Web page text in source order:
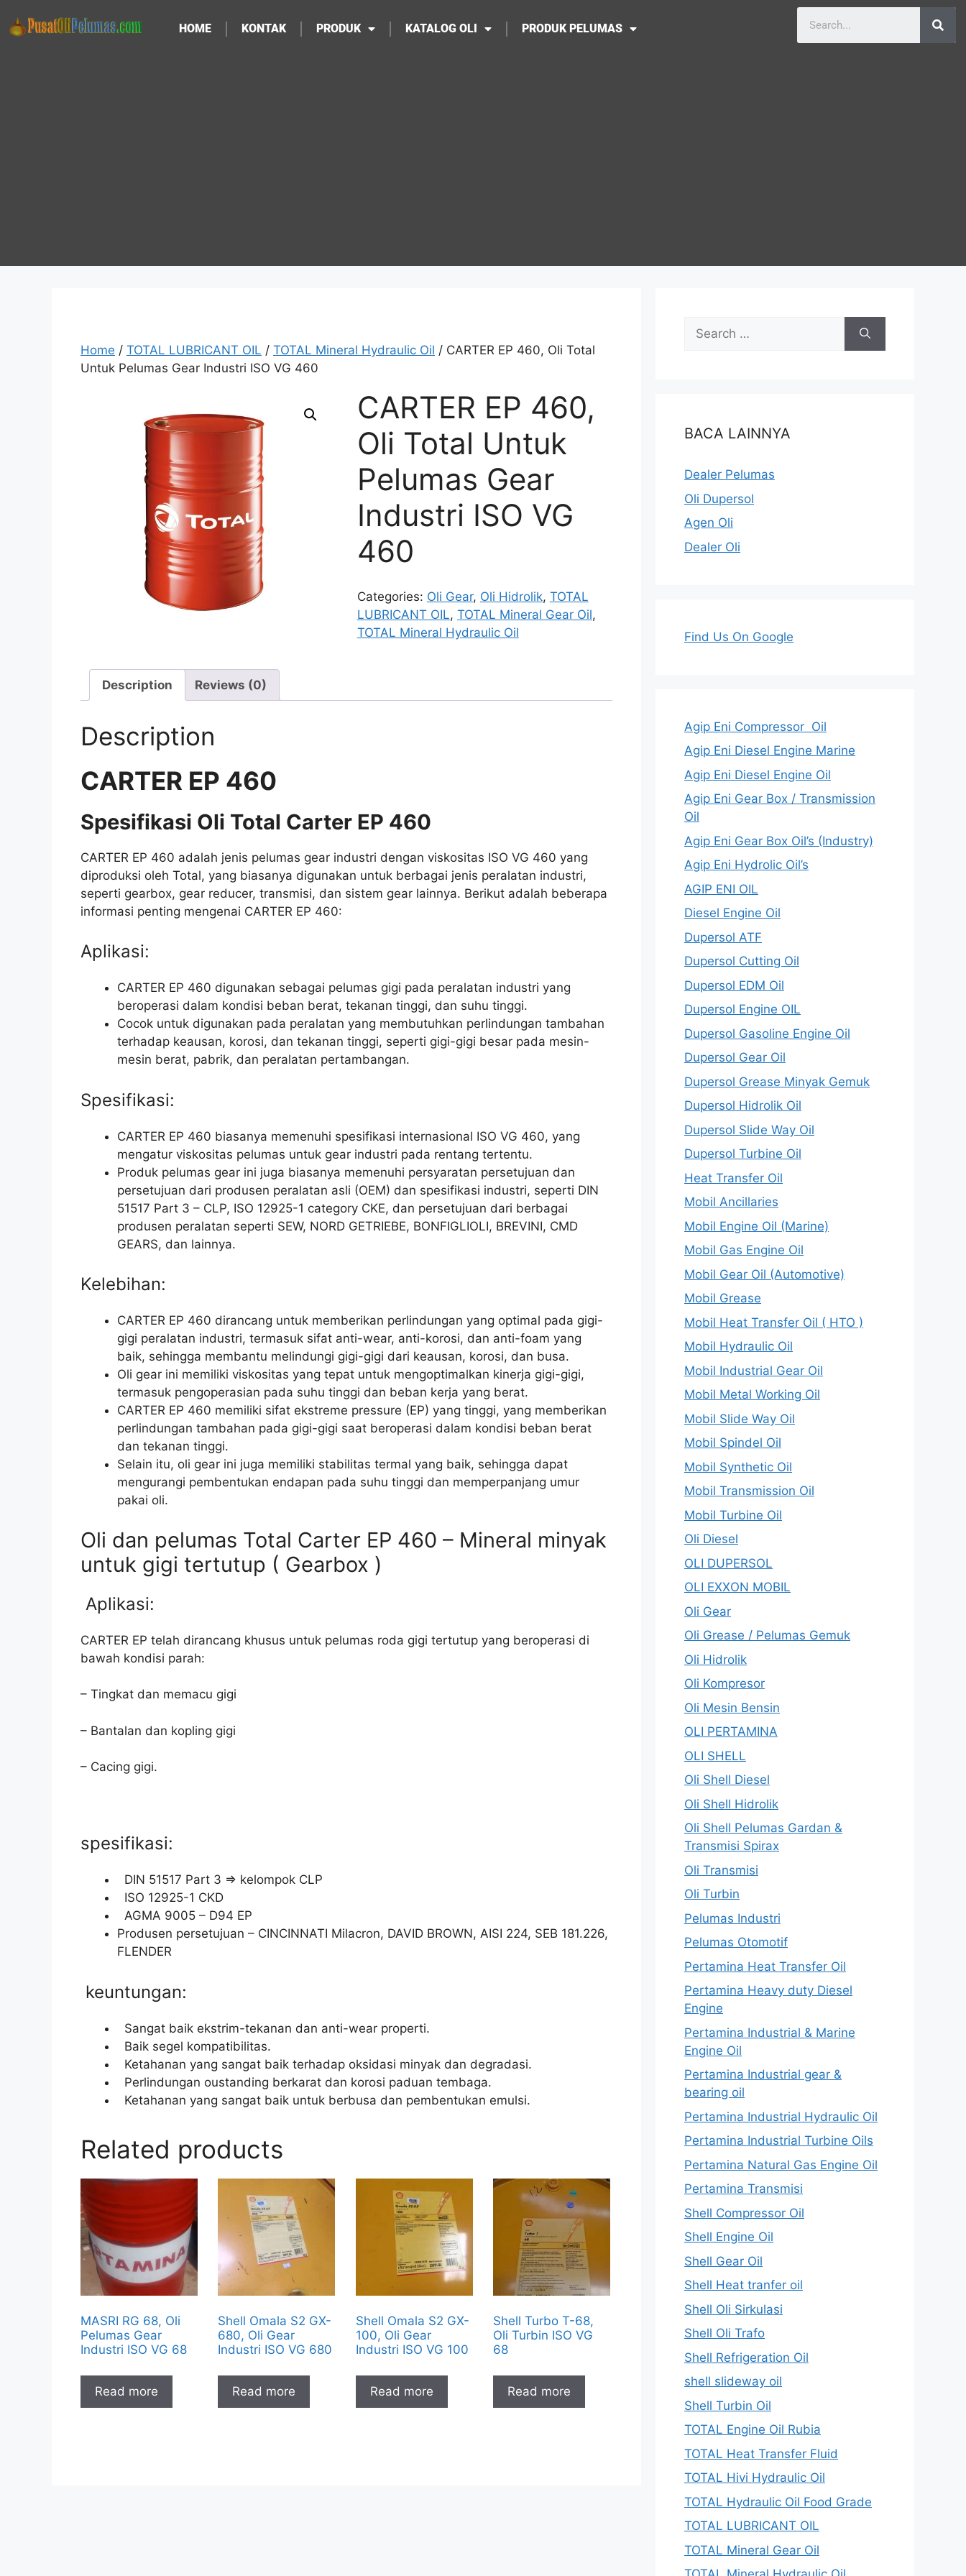
HOME KONTAK PRODUK KATALOG OLI PRODUK PELUMAS
Home / TOTAL LUBRICANT OIL / TOTAL Mineral Hydraulic Oil / CARTER EP 460, Oli Total
Untuk Pelumas Gear Industri ISO VG 460
CARTER EP 460,
Oli Total Untuk
Pelumas Gear
Industri ISO VG
460
Categories: Oli Gear, Oli Hidrolik, TOTAL
LUBRICANT OIL, TOTAL Mineral Gear Oil,
TOTAL Mineral Hydraulic Oil
Description Reviews (0)
Description
CARTER EP 460
Spesifikasi Oli Total Carter EP 460
CARTER EP 460 adalah jenis pelumas gear industri dengan viskositas ISO VG 460 yang
diproduksi oleh Total, yang biasanya digunakan untuk berbagai jenis peralatan industri,
seperti gearbox, gear reducer, transmisi, dan sistem gear lainnya. Berikut adalah beberapa
informasi penting mengenai CARTER EP 460:
Aplikasi:
CARTER EP 460 digunakan sebagai pelumas gigi pada peralatan industri yang
beroperasi dalam kondisi beban berat, tekanan tinggi, dan suhu tinggi.
Cocok untuk digunakan pada peralatan yang membutuhkan perlindungan tambahan
terhadap keausan, korosi, dan tekanan tinggi, seperti gigi-gigi besar pada mesin-
mesin berat, pabrik, dan peralatan pertambangan.
Spesifikasi:
CARTER EP 460 biasanya memenuhi spesifikasi internasional ISO VG 460, yang
mengatur viskositas pelumas untuk gear industri pada rentang tertentu.
Produk pelumas gear ini juga biasanya memenuhi persyaratan persetujuan dan
persetujuan dari produsen peralatan asli (OEM) dan spesifikasi industri, seperti DIN
51517 Part 3 – CLP, ISO 12925-1 category CKE, dan persetujuan dari berbagai
produsen peralatan seperti SEW, NORD GETRIEBE, BONFIGLIOLI, BREVINI, CMD
GEARS, dan lainnya.
Kelebihan:
CARTER EP 460 dirancang untuk memberikan perlindungan yang optimal pada gigi-
gigi peralatan industri, termasuk sifat anti-wear, anti-korosi, dan anti-foam yang
baik, sehingga membantu melindungi gigi-gigi dari keausan, korosi, dan busa.
Oli gear ini memiliki viskositas yang tepat untuk mengoptimalkan kinerja gigi-gigi,
termasuk pengoperasian pada suhu tinggi dan beban kerja yang berat.
CARTER EP 460 memiliki sifat ekstreme pressure (EP) yang tinggi, yang memberikan
perlindungan tambahan pada gigi-gigi saat beroperasi dalam kondisi beban berat
dan tekanan tinggi.
Selain itu, oli gear ini juga memiliki stabilitas termal yang baik, sehingga dapat
mengurangi pembentukan endapan pada suhu tinggi dan memperpanjang umur
pakai oli.
Oli dan pelumas Total Carter EP 460 – Mineral minyak
untuk gigi tertutup ( Gearbox )
Aplikasi:
CARTER EP telah dirancang khusus untuk pelumas roda gigi tertutup yang beroperasi di
bawah kondisi parah:
– Tingkat dan memacu gigi
– Bantalan dan kopling gigi
– Cacing gigi.
spesifikasi:
DIN 51517 Part 3 ⇒ kelompok CLP
ISO 12925-1 CKD
AGMA 9005 – D94 EP
Produsen persetujuan – CINCINNATI Milacron, DAVID BROWN, AISI 224, SEB 181.226,
FLENDER
keuntungan:
Sangat baik ekstrim-tekanan dan anti-wear properti.
Baik segel kompatibilitas.
Ketahanan yang sangat baik terhadap oksidasi minyak dan degradasi.
Perlindungan oustanding berkarat dan korosi paduan tembaga.
Ketahanan yang sangat baik untuk berbusa dan pembentukan emulsi.
Related products
MASRI RG 68, Oli
Pelumas Gear
Industri ISO VG 68
Read more
Shell Omala S2 GX-
680, Oli Gear
Industri ISO VG 680
Read more
Shell Omala S2 GX-
100, Oli Gear
Industri ISO VG 100
Read more
Shell Turbo T-68,
Oli Turbin ISO VG
68
Read more
BACA LAINNYA
Dealer Pelumas
Oli Dupersol
Agen Oli
Dealer Oli
Find Us On Google
Agip Eni Compressor Oil
Agip Eni Diesel Engine Marine
Agip Eni Diesel Engine Oil
Agip Eni Gear Box / Transmission
Oil
Agip Eni Gear Box Oil’s (Industry)
Agip Eni Hydrolic Oil’s
AGIP ENI OIL
Diesel Engine Oil
Dupersol ATF
Dupersol Cutting Oil
Dupersol EDM Oil
Dupersol Engine OIL
Dupersol Gasoline Engine Oil
Dupersol Gear Oil
Dupersol Grease Minyak Gemuk
Dupersol Hidrolik Oil
Dupersol Slide Way Oil
Dupersol Turbine Oil
Heat Transfer Oil
Mobil Ancillaries
Mobil Engine Oil (Marine)
Mobil Gas Engine Oil
Mobil Gear Oil (Automotive)
Mobil Grease
Mobil Heat Transfer Oil ( HTO )
Mobil Hydraulic Oil
Mobil Industrial Gear Oil
Mobil Metal Working Oil
Mobil Slide Way Oil
Mobil Spindel Oil
Mobil Synthetic Oil
Mobil Transmission Oil
Mobil Turbine Oil
Oli Diesel
OLI DUPERSOL
OLI EXXON MOBIL
Oli Gear
Oli Grease / Pelumas Gemuk
Oli Hidrolik
Oli Kompresor
Oli Mesin Bensin
OLI PERTAMINA
OLI SHELL
Oli Shell Diesel
Oli Shell Hidrolik
Oli Shell Pelumas Gardan &
Transmisi Spirax
Oli Transmisi
Oli Turbin
Pelumas Industri
Pelumas Otomotif
Pertamina Heat Transfer Oil
Pertamina Heavy duty Diesel
Engine
Pertamina Industrial & Marine
Engine Oil
Pertamina Industrial gear &
bearing oil
Pertamina Industrial Hydraulic Oil
Pertamina Industrial Turbine Oils
Pertamina Natural Gas Engine Oil
Pertamina Transmisi
Shell Compressor Oil
Shell Engine Oil
Shell Gear Oil
Shell Heat tranfer oil
Shell Oli Sirkulasi
Shell Oli Trafo
Shell Refrigeration Oil
shell slideway oil
Shell Turbin Oil
TOTAL Engine Oil Rubia
TOTAL Heat Transfer Fluid
TOTAL Hivi Hydraulic Oil
TOTAL Hydraulic Oil Food Grade
TOTAL LUBRICANT OIL
TOTAL Mineral Gear Oil